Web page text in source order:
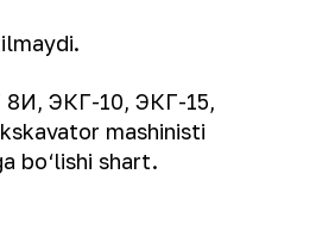
8И, ЭКГ-10, ЭКГ-15,
mashinisti
bо‘lishi shart.